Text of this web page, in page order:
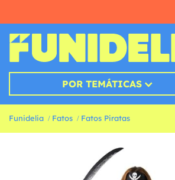
POR TEMÁTICAS
Funidelia Fatos Fatos Piratas